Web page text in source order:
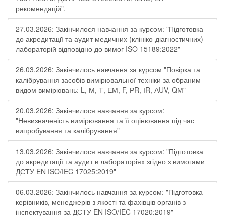
рекомендацій".
27.03.2026: Закінчилося навчання за курсом: "Підготовка
до акредитації та аудит медичних (клініко-діагностичних)
лабораторій відповідно до вимог ISO 15189:2022"
26.03.2026: Закінчилось навчання за курсом "Повірка та
калібрування засобів вимірювальної техніки за обраним
видом вимірювань: L, М, Т, ЕМ, F, РR, ІR, АUV, QМ"
20.03.2026: Закінчилося навчання за курсом:
"Невизначеність вимірювання та її оцінювання під час
випробування та калібрування"
13.03.2026: Закінчилося навчання за курсом: "Підготовка
до акредитації та аудит в лабораторіях згідно з вимогами
ДСТУ EN ISO/IEC 17025:2019"
06.03.2026: Закінчилось навчання за курсом: "Підготовка
керівників, менеджерів з якості та фахівців органів з
інспектування за ДСТУ EN ISO/IEC 17020:2019"